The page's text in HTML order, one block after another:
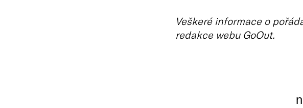
Veškeré informace o
redakce webu GoOut.